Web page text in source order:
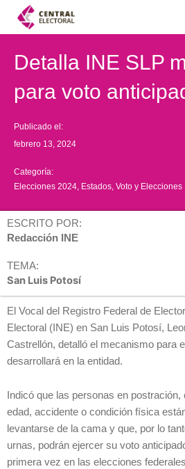
Detalla INE SLP
para voto
Publicado el:
febrero 13, 2024
Categoría:
Elecciones 2024 Estados Voto y Elecciones
ESCRITO POR:
Redacción INE
TEMA:
San Luis Potosí
El Vocal del Registro Federal de
Electoral (INE) en San Luis Potosí,
Castrellón, detalló el mecanismo para
desarrollará en la entidad.
Indicó que las personas en
edad, accidente o condición física
levantarse de la cama y que, por lo
urnas, podrán ejercer su voto
primera vez en las elecciones